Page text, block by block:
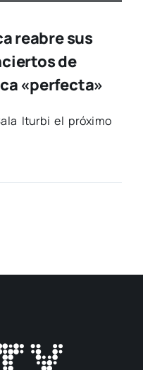
reabre sus
de
«perfecta»
Itur­bi el pró­xi­mo